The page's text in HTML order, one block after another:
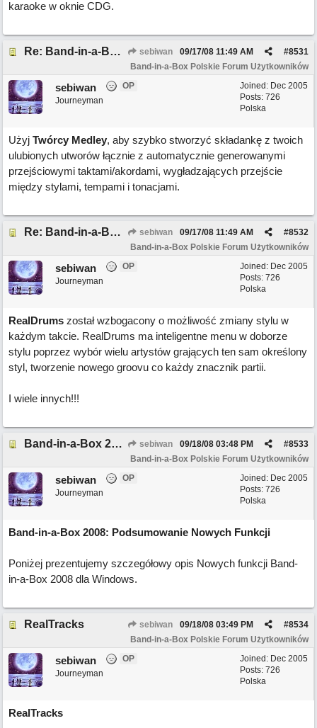
karaoke w oknie CDG.
Re: Band-in-a-Box 2008 ma ponad 50 nowych funkcji! sebiwan #8531
09/17/08 11:49 AM
Band-in-a-Box Polskie Forum Użytkowników
Joined: Dec 2005
Posts: 726
Polska
sebiwan
OP
Journeyman
Użyj Twórcy Medley, aby szybko stworzyć składankę z twoich
ulubionych utworów łącznie z automatycznie generowanymi
przejściowymi taktami/akordami, wygładzających przejście
między stylami, tempami i tonacjami.
Re: Band-in-a-Box 2008 ma ponad 50 nowych funkcji! sebiwan #8532
09/17/08 11:49 AM
Band-in-a-Box Polskie Forum Użytkowników
Joined: Dec 2005
Posts: 726
Polska
sebiwan
OP
Journeyman
RealDrums został wzbogacony o możliwość zmiany stylu w
każdym takcie. RealDrums ma inteligentne menu w doborze
stylu poprzez wybór wielu artystów grających ten sam określony
styl, tworzenie nowego groovu co każdy znacznik partii.
I wiele innych!!!
Band-in-a-Box 2008: Podsumowanie Nowych Funkcji sebiwan #8533
09/18/08 03:48 PM
Band-in-a-Box Polskie Forum Użytkowników
Joined: Dec 2005
Posts: 726
Polska
sebiwan
OP
Journeyman
Band-in-a-Box 2008: Podsumowanie Nowych Funkcji
Poniżej prezentujemy szczegółowy opis Nowych funkcji Band-
in-a-Box 2008 dla Windows.
RealTracks sebiwan #8534
09/18/08 03:49 PM
Band-in-a-Box Polskie Forum Użytkowników
Joined: Dec 2005
Posts: 726
Polska
sebiwan
OP
Journeyman
RealTracks